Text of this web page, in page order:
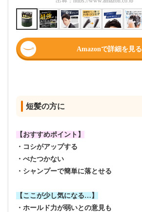
Amazonで詳細を見る
短髪の方に
【おすすめポイント】
・コシがアップする
・べたつかない
・シャンプーで簡単に落とせる
【ここが少し気になる…】
・ホールド力が弱いとの意見も